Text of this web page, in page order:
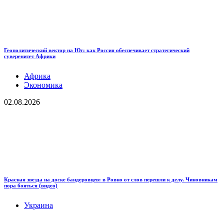
Геополитический вектор на Юг: как Россия обеспечивает стратегический
суверенитет Африки
Африка
Экономика
02.08.2026
Красная звезда на доске бандеровцев: в Ровно от слов перешли к делу. Чиновникам
пора бояться (видео)
Украина